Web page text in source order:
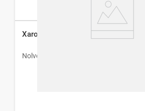
Xaroban 10 mg x 10 Comprimidos
Nolver